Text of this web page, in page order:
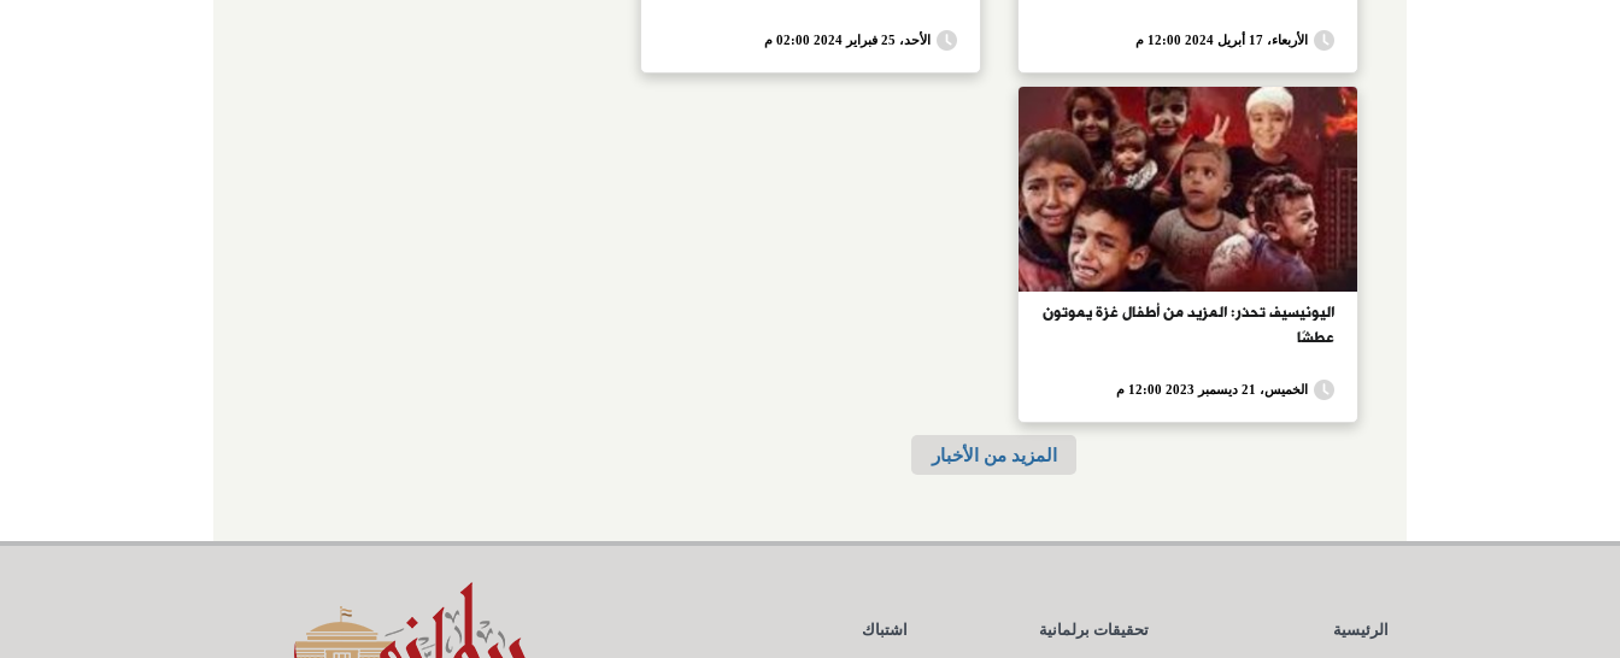
الأربعاء، 17 أبريل 2024 12:00 م الأحد، 25 فبراير 2024 02:00 م
اليونيسيف تحذر: المزيد من أطفال غزة يموتون
عطشًا
الخميس، 21 ديسمبر 2023 12:00 م
المزيد من الأخبار
الرئيسية تحقيقات برلمانية اشتباك